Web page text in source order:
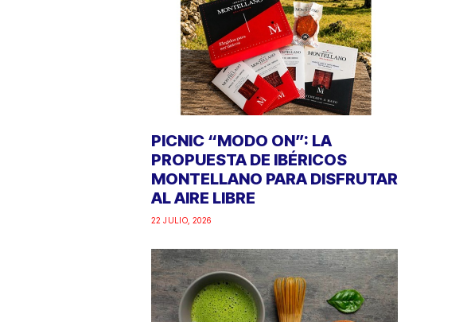
PICNIC “MODO ON”: LA
PROPUESTA DE IBÉRICOS
MONTELLANO PARA DISFRUTAR
AL AIRE LIBRE
22 JULIO, 2026